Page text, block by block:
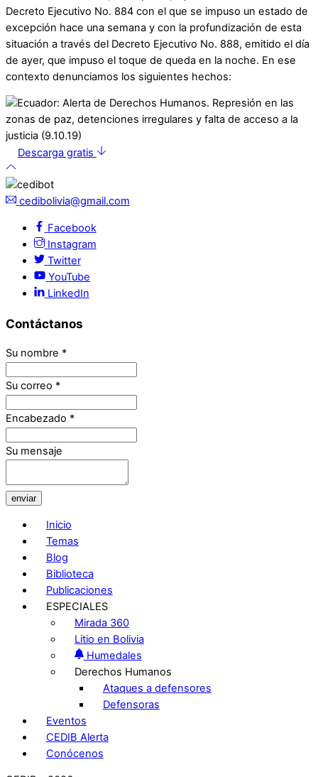
Decreto Ejecutivo No. 884 con el que se impuso un estado de
excepción hace una semana y con la profundización de esta
situación a través del Decreto Ejecutivo No. 888, emitido el día
de ayer, que impuso el toque de queda en la noche. En ese
contexto denunciamos los siguientes hechos:
Descarga gratis
cedibolivia@gmail.com
Facebook
Instagram
Twitter
YouTube
LinkedIn
Contáctanos
Su nombre *
Su correo *
Encabezado *
Su mensaje
enviar
Inicio
Temas
Blog
Biblioteca
Publicaciones
ESPECIALES
Mirada 360
Litio en Bolivia
Humedales
Derechos Humanos
Ataques a defensores
Defensoras
Eventos
CEDIB Alerta
Conócenos